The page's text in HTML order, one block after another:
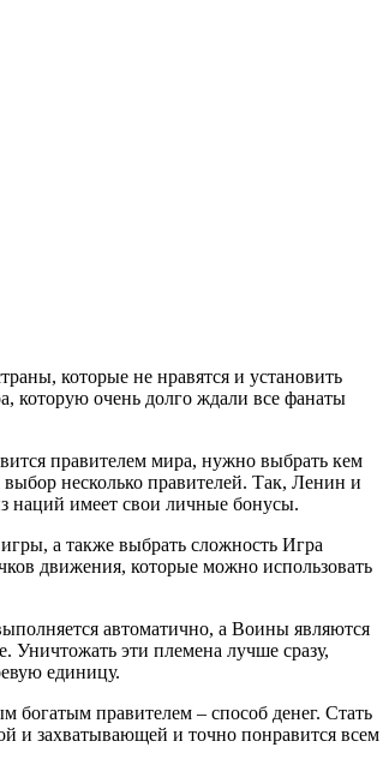
которые не нравятся и установить
которую очень долго ждали все фанаты
правителем мира, нужно выбрать кем
несколько правителей. Так, Ленин и
наций имеет свои личные бонусы.
а также выбрать сложность Игра
движения, которые можно использовать
автоматично, а Воины являются
Уничтожать эти племена лучше сразу,
единицу.
правителем – способ денег. Стать
и захватывающей и точно понравится всем